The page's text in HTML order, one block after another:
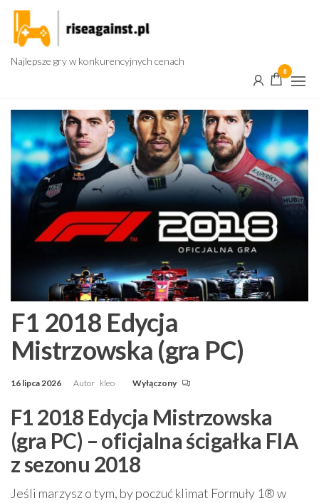
Przejdź
treści
Najlepsze gry w konkurencyjnych cenach
0
F1 2018 Edycja
Mistrzowska (gra PC)
16 lipca 2026 Autor kleo Wyłączony
F1 2018 Edycja Mistrzowska
(gra PC) – oficjalna ścigałka FIA
z sezonu 2018
Jeśli marzysz o tym, by poczuć klimat Formuły 1® w